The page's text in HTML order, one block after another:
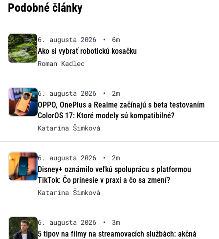
Podobné články
6. augusta 2026 •
6m
Ako si vybrať robotickú kosačku
Roman Kadlec
6. augusta 2026 •
2m
OPPO, OnePlus a Realme začínajú s beta testovaním
ColorOS 17: Ktoré modely sú kompatibilné?
Katarína Šimková
6. augusta 2026 •
2m
Disney+ oznámilo veľkú spoluprácu s platformou
TikTok: Čo prinesie v praxi a čo sa zmení?
Katarína Šimková
6. augusta 2026 •
3m
5 tipov na filmy na streamovacích službách: akčná